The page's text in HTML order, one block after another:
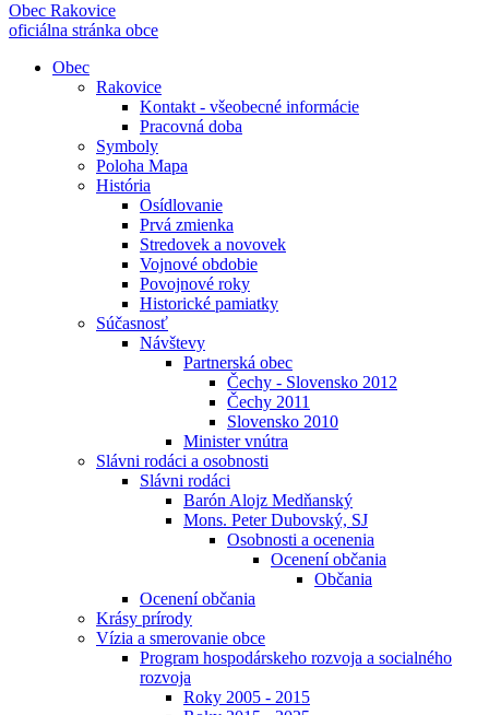
Obec Rakovice
oficiálna stránka obce
Obec
Rakovice
Kontakt - všeobecné informácie
Pracovná doba
Symboly
Poloha Mapa
História
Osídlovanie
Prvá zmienka
Stredovek a novovek
Vojnové obdobie
Povojnové roky
Historické pamiatky
Súčasnosť
Návštevy
Partnerská obec
Čechy - Slovensko 2012
Čechy 2011
Slovensko 2010
Minister vnútra
Slávni rodáci a osobnosti
Slávni rodáci
Barón Alojz Medňanský
Mons. Peter Dubovský, SJ
Osobnosti a ocenenia
Ocenení občania
Občania
Ocenení občania
Krásy prírody
Vízia a smerovanie obce
Program hospodárskeho rozvoja a socialného
rozvoja
Roky 2005 - 2015